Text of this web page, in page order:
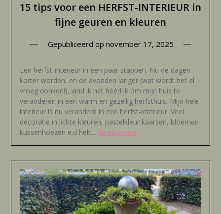
15 tips voor een HERFST-INTERIEUR in
fijne geuren en kleuren
Gepubliceerd op november 17, 2025
Een herfst-interieur in een paar stappen. Nu de dagen
korter worden, en de avonden langer (wat wordt het al
vroeg donker!!), vind ik het héérlijk om mijn huis te
veranderen in een warm en gezellig herfsthuis. Mijn hele
interieur is nu veranderd in een herfst-interieur. Veel
decoratie in lichte kleuren, pastelkleur kaarsen, bloemen-
kussenhoezen e.d heb… Read more